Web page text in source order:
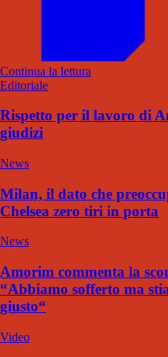
Continua la lettura
Editoriale
Rispetto per il lavoro di
giudizi
News
Milan, il dato che
Chelsea zero tiri in porta
News
Amorim commenta la
“Abbiamo sofferto ma
giusto“
Video